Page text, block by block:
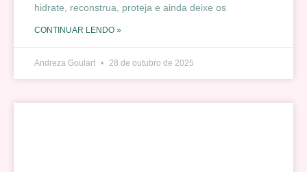
hidrate, reconstrua, proteja e ainda deixe os
CONTINUAR LENDO »
Andreza Goulart 28 de outubro de 2025